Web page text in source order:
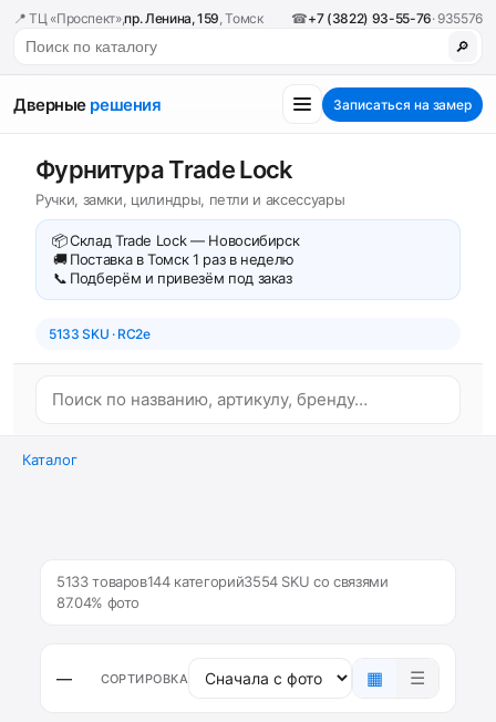
📍 ТЦ «Проспект»,пр. Ленина, 159, Томск ☎+7 (3822) 93-55-76· 935576
🔎
Дверные решения Записаться на замер
Фурнитура Trade Lock
Ручки, замки, цилиндры, петли и аксессуары
📦Склад Trade Lock — Новосибирск
🚚 Поставка в Томск 1 раз в неделю
📞 Подберём и привезём под заказ
5133 SKU · RC2e
Каталог
5133 товаров144 категорий3554 SKU со связями
87.04% фото
— СОРТИРОВКА ▦ ☰